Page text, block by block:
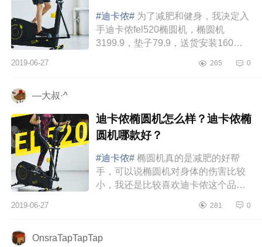
#迪卡侬# 为了减肥和健身，我决定入
手迪卡侬fel520椭圆机，椭圆机
3199.9，垫子79.9，送货安装160，
使用了一个多星期，机器很稳，我
2019-06-27 265 0
—大叔·^
迪卡侬椭圆机怎么样？迪卡侬椭
圆机哪款好？
#迪卡侬# 椭圆机真的是减肥的好帮
手，可以说椭圆机对身体的伤害比较
小，我还是比较喜欢迪卡侬这个品牌
机EL120可15档阻力调节，磁控静
2019-06-27 281 0
OnsraTapTapTap